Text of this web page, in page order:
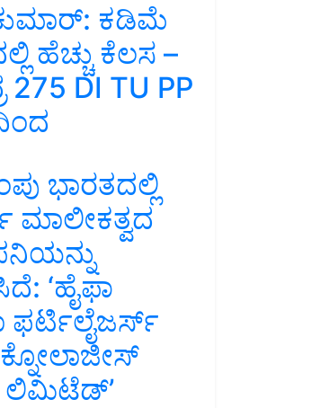
ಕಡಿಮೆ
ಹೆಚ್ಚು ಕೆಲಸ –
DI TU PP
ಭಾರತದಲ್ಲಿ
ಮಾಲೀಕತ್ವದ
‘ಹೈಫಾ
ಲಿಮಿಟೆಡ್’